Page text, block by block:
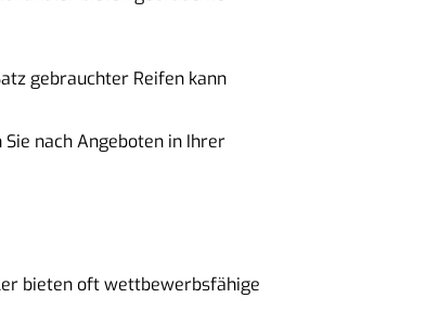
gebrauchter Reifen kann
nach Angeboten in Ihrer
bieten oft wettbewerbsfähige